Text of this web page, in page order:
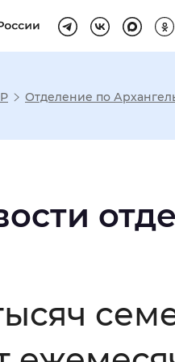
буквами :
Отделение по